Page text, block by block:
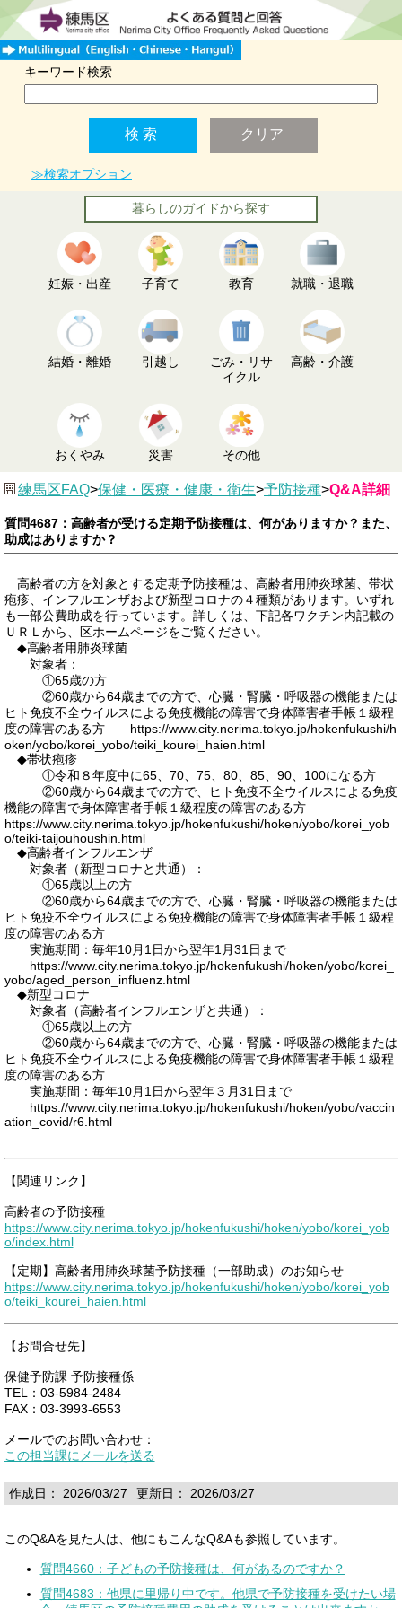
キーワード検索
≫検索オプション
暮らしのガイドから探す
妊娠・出産 子育て 教育 就職・退職
結婚・離婚 引越し
ごみ・リサ
イクル
高齢・介護
おくやみ 災害 その他
練馬区FAQ>保健・医療・健康・衛生>予防接種>Q&A詳細
質問4687：高齢者が受ける定期予防接種は、何がありますか？また、
助成はありますか？
高齢者の方を対象とする定期予防接種は、高齢者用肺炎球菌、帯状
疱疹、インフルエンザおよび新型コロナの４種類があります。いずれ
も一部公費助成を行っています。詳しくは、下記各ワクチン内記載の
ＵＲＬから、区ホームページをご覧ください。
◆高齢者用肺炎球菌
対象者：
①65歳の方
②60歳から64歳までの方で、心臓・腎臓・呼吸器の機能または
ヒト免疫不全ウイルスによる免疫機能の障害で身体障害者手帳１級程
度の障害のある方 https://www.city.nerima.tokyo.jp/hokenfukushi/h
oken/yobo/korei_yobo/teiki_kourei_haien.html
◆帯状疱疹
①令和８年度中に65、70、75、80、85、90、100になる方
②60歳から64歳までの方で、ヒト免疫不全ウイルスによる免疫
機能の障害で身体障害者手帳１級程度の障害のある方
https://www.city.nerima.tokyo.jp/hokenfukushi/hoken/yobo/korei_yob
o/teiki-taijouhoushin.html
◆高齢者インフルエンザ
対象者（新型コロナと共通）：
①65歳以上の方
②60歳から64歳までの方で、心臓・腎臓・呼吸器の機能または
ヒト免疫不全ウイルスによる免疫機能の障害で身体障害者手帳１級程
度の障害のある方
実施期間：毎年10月1日から翌年1月31日まで
https://www.city.nerima.tokyo.jp/hokenfukushi/hoken/yobo/korei_
yobo/aged_person_influenz.html
◆新型コロナ
対象者（高齢者インフルエンザと共通）：
①65歳以上の方
②60歳から64歳までの方で、心臓・腎臓・呼吸器の機能または
ヒト免疫不全ウイルスによる免疫機能の障害で身体障害者手帳１級程
度の障害のある方
実施期間：毎年10月1日から翌年３月31日まで
https://www.city.nerima.tokyo.jp/hokenfukushi/hoken/yobo/vaccin
ation_covid/r6.html
【関連リンク】
高齢者の予防接種
https://www.city.nerima.tokyo.jp/hokenfukushi/hoken/yobo/korei_yob
o/index.html
【定期】高齢者用肺炎球菌予防接種（一部助成）のお知らせ
https://www.city.nerima.tokyo.jp/hokenfukushi/hoken/yobo/korei_yob
o/teiki_kourei_haien.html
【お問合せ先】
保健予防課 予防接種係
TEL：03-5984-2484
FAX：03-3993-6553
メールでのお問い合わせ：
この担当課にメールを送る
作成日： 2026/03/27 更新日： 2026/03/27
このQ&Aを見た人は、他にもこんなQ&Aも参照しています。
質問4660：子どもの予防接種は、何があるのですか？
質問4683：他県に里帰り中です。他県で予防接種を受けたい場